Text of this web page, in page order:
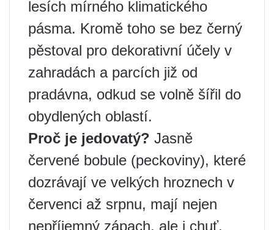
lesích mírného klimatického
pásma. Kromě toho se bez černý
pěstoval pro dekorativní účely v
zahradách a parcích již od
pradávna, odkud se volně šířil do
obydlených oblastí.
Proč je jedovatý? Jasně
červené bobule (peckoviny), které
dozrávají ve velkých hroznech v
červenci až srpnu, mají nejen
nepříjemný zápach, ale i chuť.